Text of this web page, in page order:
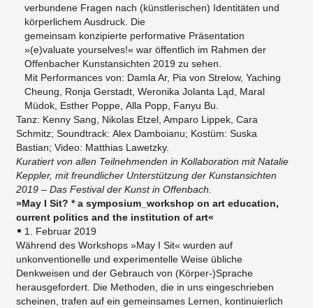
verbundene Fragen nach (künstlerischen) Identitäten und
körperlichem Ausdruck. Die
gemeinsam konzipierte performative Präsentation
»(e)valuate yourselves!« war öffentlich im Rahmen der
Offenbacher Kunstansichten 2019 zu sehen.
Mit Performances von: Damla Ar, Pia von Strelow, Yaching
Cheung, Ronja Gerstadt, Weronika Jolanta Ląd, Maral
Müdok, Esther Poppe, Alla Popp, Fanyu Bu.
Tanz: Kenny Sang, Nikolas Etzel, Amparo Lippek, Cara
Schmitz; Soundtrack: Alex Damboianu; Kostüm: Suska
Bastian; Video: ​Matthias Lawetzky.
Kuratiert von allen Teilnehmenden in Kollaboration mit Natalie
Keppler​, mit freundlicher Unterstützung der Kunstansichten
2019 – Das Festival der Kunst in Offenbach.
»May I Sit? * a symposium_workshop on art education,
current politics and the institution of art«
1. Februar 2019
Während des Workshops »May I Sit« wurden auf
unkonventionelle und experimentelle Weise übliche
Denkweisen und der Gebrauch von (Körper-)Sprache
herausgefordert. Die Methoden, die in uns eingeschrieben
scheinen, trafen auf ein gemeinsames Lernen, kontinuierlich